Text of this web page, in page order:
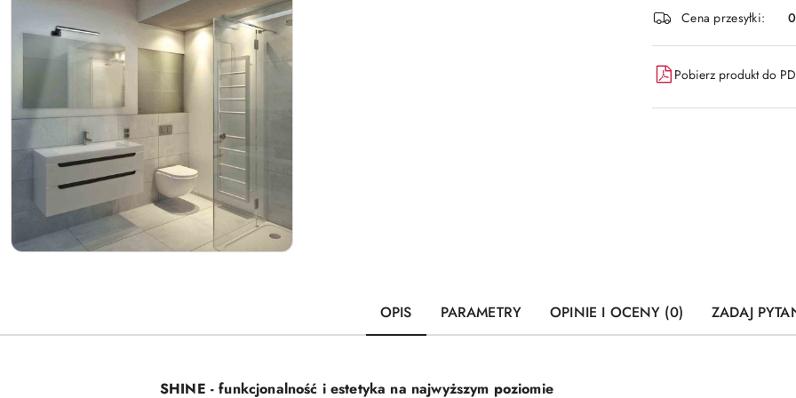
Cena przesyłki:
0
Pobierz produkt do
OPIS PARAMETRY OPINIE I OCENY (0) ZADAJ
SHINE - funkcjonalność i estetyka na najwyższym poziomie